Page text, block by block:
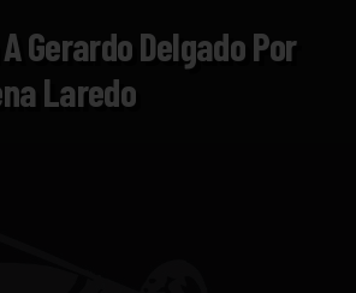
Gerardo Delgado Por
Laredo